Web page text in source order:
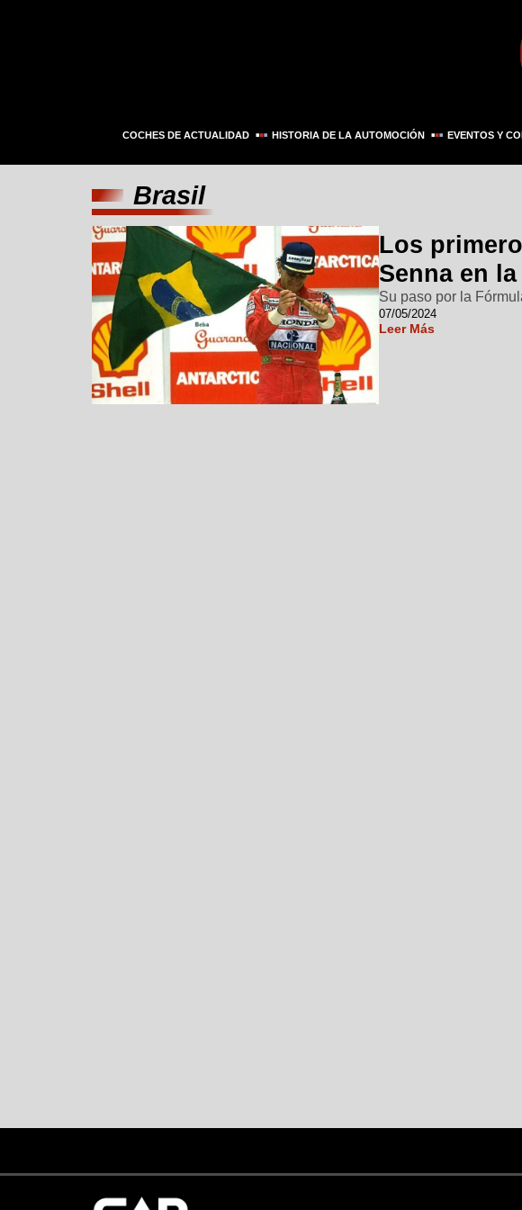
COCHES DE ACTUALIDAD HISTORIA DE LA AUTOMOCIÓN EVENTOS Y
Brasil
Los
Senna en
Su paso por la
07/05/2024
Leer Más